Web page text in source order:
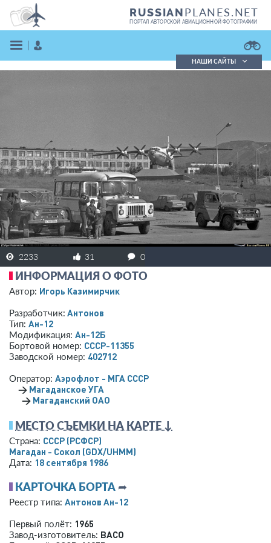
RUSSIANPLANES.NET
ПОРТАЛ АВТОРСКОЙ АВИАЦИОННОЙ ФОТОГРАФИИ
ЗАРЕГИСТРИРОВАТЬСЯ
НАШИ САЙТЫ
2233 31 0
ИНФОРМАЦИЯ О ФОТО
Автор: Игорь Казимирчик
Разработчик: Антонов
Тип: Ан-12
Модификация: Ан-12Б
Бортовой номер: СССР-11355
Заводской номер: 402712
Оператор: Аэрофлот - МГА СССР
→ Магаданское УГА
→ Магаданский ОАО
МЕСТО СЪЕМКИ НА КАРТЕ ↓
Страна: СССР (РСФСР)
Магадан - Сокол (GDX/UHMM)
Дата: 18 сентября 1986
КАРТОЧКА БОРТА ➦
Реестр типа: Антонов Ан-12
Первый полёт: 1965
Завод-изготовитель: ВАСО